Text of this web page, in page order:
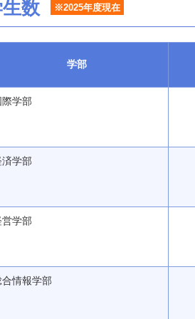
数 ※2025年度現在
学部
際学部
済学部
営学部
合情報学部